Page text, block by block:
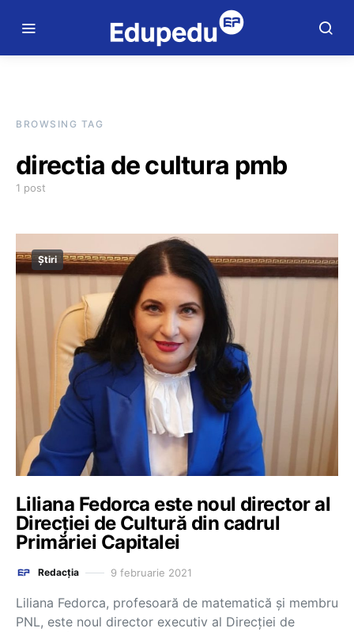
BROWSING TAG
directia de cultura pmb
1 post
Știri
Liliana Fedorca este noul director al
Direcției de Cultură din cadrul
Primăriei Capitalei
Redacția 9 februarie 2021
Liliana Fedorca, profesoară de matematică și membru
PNL, este noul director executiv al Direcției de